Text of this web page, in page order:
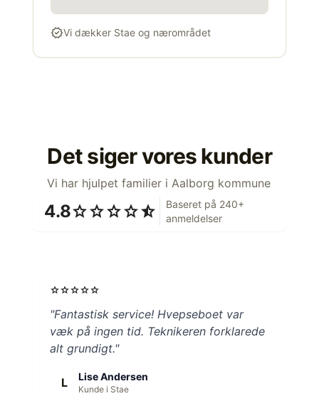
verifiedVi dækker Stae og nærområdet
Det siger vores kunder
Vi har hjulpet familier i Aalborg kommune
4.8starstarstarstarstar_half
Baseret på 240+
anmeldelser
starstarstarstarstar
"Fantastisk service! Hvepseboet var
væk på ingen tid. Teknikeren forklarede
alt grundigt."
L Lise Andersen
Kunde i Stae